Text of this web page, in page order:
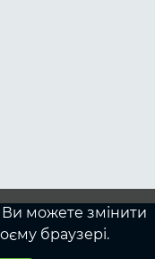
можете змінити
браузері.